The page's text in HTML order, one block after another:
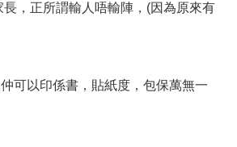
，正所謂輸人唔輸陣，(因為原來有
可以印係書，貼紙度，包保萬無一